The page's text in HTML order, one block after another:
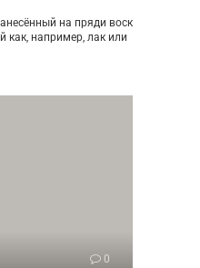
на пряди воск
как, например, лак или
0